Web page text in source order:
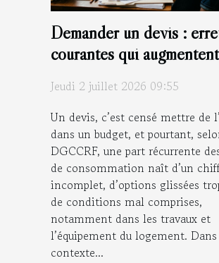
Demander un devis :
courantes qui
Jeudi 2 juillet 2026 09:55
Un devis, c’est censé mettre de
dans un budget, et pourtant,
DGCCRF, une part récurrente
de consommation naît d’un
incomplet, d’options glissées
de conditions mal comprises,
notamment dans les travaux et
l’équipement du logement.
contexte...